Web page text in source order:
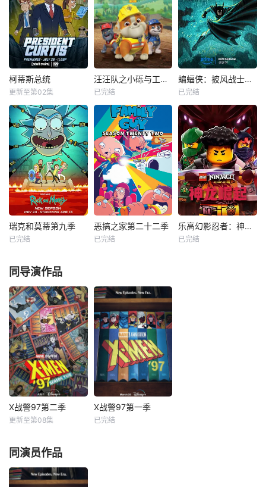
被分散到了各个时
间线，从过去，到
未来，而他们将在
最脆弱的时间点遭
遇袭击——如今，1
990年代。天启发
威，大战来临。
崭新篇章。
nel, Ouweleen als
o revealed that
“My Adventures
with Superman” h
as been renewed
fo
柯蒂斯总统
斯蒂芬妮·比翠丝
星期一 更1柯蒂斯
总统（凯斯·大卫 K
eith David 配音）
及其古怪的幕僚团
队将共同应对那些
瑞克根本不会理会
的一系列危机——
从跨维度外交到超
自然现象调查，再
柯蒂斯总统
更新至第02集
汪汪队之小砾与工程家族第三季国语
星期四 10点更1 星
期五 10点更1 星期
六 10点更1《汪汪
队之小砾与工程家
族》是《汪汪队立
大功》的衍生学龄
前系列动画片，小
砾带领米丝、威
勒、巧吉、美多组
成工程小队，在建
筑师小湾展开冒
汪汪队之小砾与工程家族第三季国语
已完结
蝙蝠侠：披风战士第二季
克里斯托·乔伊·布朗
...
蝙蝠侠：披风战士第二季
已完结
瑞克和莫蒂第九季
萨拉·乔克
瑞克和莫蒂回来
了，宝贝！第九季
都是经过认证的刘
海。没有AI垃圾！
只有A级有机污
水，由具有真正人
类特征的真人制
成，如背部毛发和
囊肿。请注意，否
则我们会无缘无故
地忽视我们的家
人。
瑞克和莫蒂第九季
已完结
恶搞之家第二十二季
恶搞之家第二十二季
已完结
乐高幻影忍者：神龙崛起第三季 乐高幻影忍者：神龙崛起第三季
已完结
同导演作品
X战警97第二季
霍莉·周
星期三 更3X战警
被分散到了各个时
X战警97第二季
更新至第08集
X战警97第一季
X战警97第一季
已完结
同演员作品